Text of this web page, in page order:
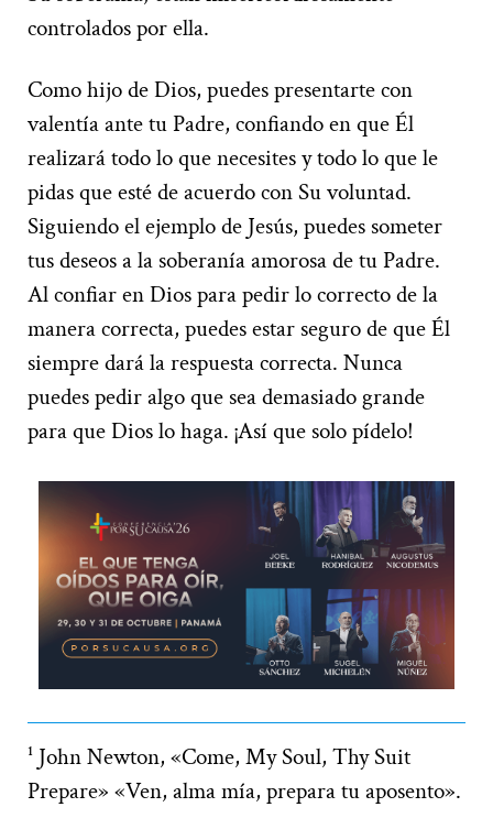
controlados por ella.
Como hijo de Dios, puedes presentarte con
valentía ante tu Padre, confiando en que Él
realizará todo lo que necesites y todo lo que le
pidas que esté de acuerdo con Su voluntad.
Siguiendo el ejemplo de Jesús, puedes someter
tus deseos a la soberanía amorosa de tu Padre.
Al confiar en Dios para pedir lo correcto de la
manera correcta, puedes estar seguro de que Él
siempre dará la respuesta correcta. Nunca
puedes pedir algo que sea demasiado grande
para que Dios lo haga. ¡Así que solo pídelo!
¹ John Newton, «Come, My Soul, Thy Suit
Prepare» «Ven, alma mía, prepara tu aposento».